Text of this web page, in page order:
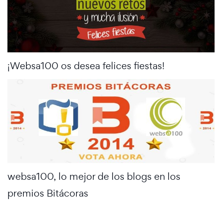
¡Websa100 os desea felices fiestas!
websa100, lo mejor de los blogs en los
premios Bitácoras